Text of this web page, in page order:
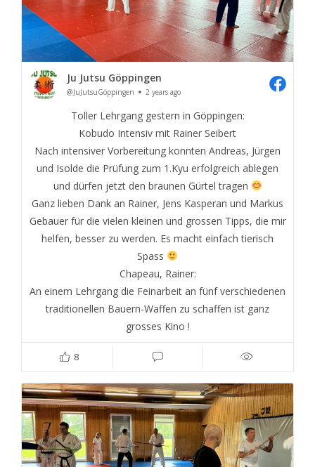
Ju Jutsu Göppingen
@JuJutsuGöppingen 2 years ago
Toller Lehrgang gestern in Göppingen:
Kobudo Intensiv mit Rainer Seibert
Nach intensiver Vorbereitung konnten Andreas, Jürgen
und Isolde die Prüfung zum 1.Kyu erfolgreich ablegen
und dürfen jetzt den braunen Gürtel tragen
Ganz lieben Dank an Rainer, Jens Kasperan und Markus
Gebauer für die vielen kleinen und grossen Tipps, die mir
helfen, besser zu werden. Es macht einfach tierisch
Spass
Chapeau, Rainer:
An einem Lehrgang die Feinarbeit an fünf verschiedenen
traditionellen Bauern-Waffen zu schaffen ist ganz
grosses Kino !
8